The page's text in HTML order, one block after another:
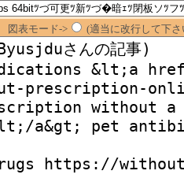
図表モード-> (適当に改行して下